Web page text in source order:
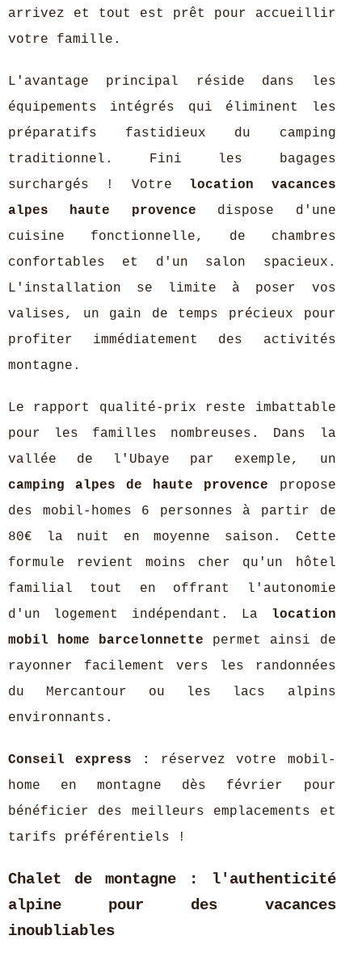
arrivez et tout est prêt pour accueillir
votre famille.
L'avantage principal réside dans les
équipements intégrés qui éliminent les
préparatifs fastidieux du camping
traditionnel. Fini les bagages
surchargés ! Votre
location vacances
alpes haute provence dispose d'une
cuisine fonctionnelle, de chambres
confortables et d'un salon spacieux.
L'installation se limite à poser vos
valises, un gain de temps précieux pour
profiter immédiatement des activités
montagne.
Le rapport qualité-prix reste imbattable
pour les familles nombreuses. Dans la
vallée de l'Ubaye par exemple, un
camping alpes de haute provence propose
des mobil-homes 6 personnes à partir de
80€ la nuit en moyenne saison. Cette
formule revient moins cher qu'un hôtel
familial tout en offrant l'autonomie
d'un logement indépendant. La
location
mobil home barcelonnette permet ainsi de
rayonner facilement vers les randonnées
du Mercantour ou les lacs alpins
environnants.
Conseil express :
réservez votre mobil-
home en montagne dès février pour
bénéficier des meilleurs emplacements et
tarifs préférentiels !
Chalet de montagne : l'authenticité
alpine pour des vacances
inoubliables